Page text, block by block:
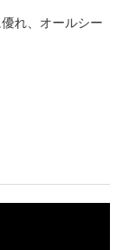
れ、オールシー